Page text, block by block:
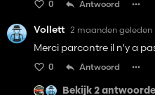
0 Antwoord
Vollett 2 maanden geleden
Merci parcontre il n'y a
0 Antwoord
Bekijk 2